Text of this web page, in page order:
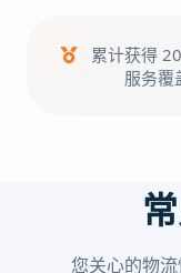
累计获得
服务覆
您关心的物